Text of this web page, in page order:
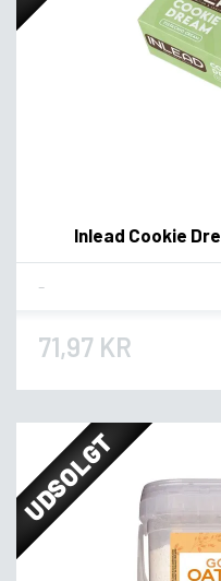
Inlead Cookie
71,97 KR
UDSOLGT